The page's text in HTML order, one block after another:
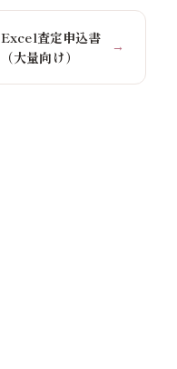
Excel査定申込書
（大量向け）
→